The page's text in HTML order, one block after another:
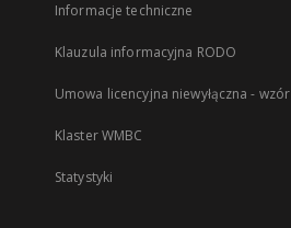
Informacje techniczne
Klauzula informacyjna RODO
Umowa licencyjna niewyłączna - wzór
Klaster WMBC
Statystyki